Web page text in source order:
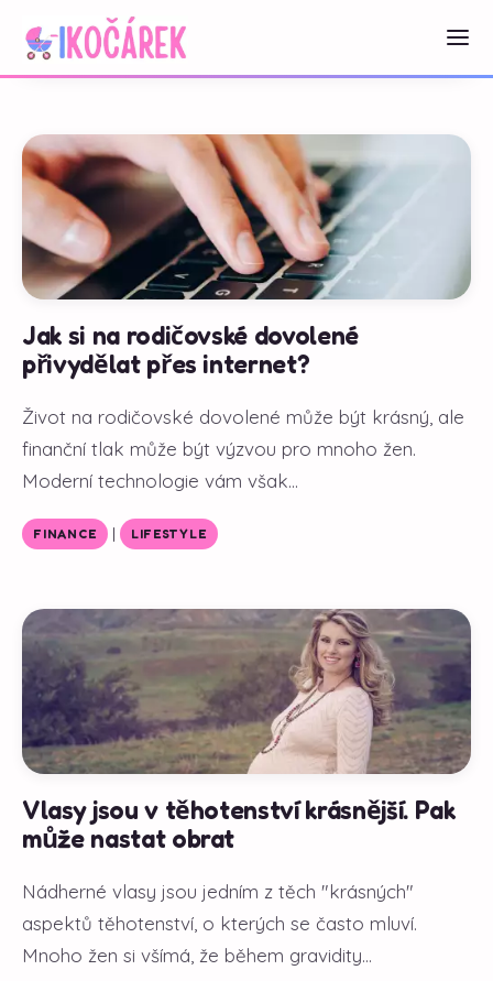
Jak si na rodičovské dovolené
přivydělat přes internet?
Život na rodičovské dovolené může být krásný, ale
finanční tlak může být výzvou pro mnoho žen.
Moderní technologie vám však...
FINANCE | LIFESTYLE
Vlasy jsou v těhotenství krásnější. Pak
může nastat obrat
Nádherné vlasy jsou jedním z těch "krásných"
aspektů těhotenství, o kterých se často mluví.
Mnoho žen si všímá, že během gravidity...